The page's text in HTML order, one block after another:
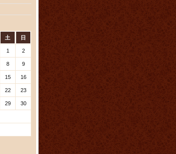
土 日
1 2
8 9
15 16
22 23
29 30